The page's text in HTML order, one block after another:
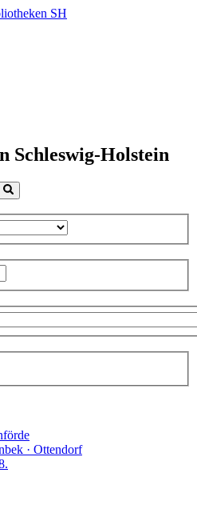
SH
Schleswig-Holstein
· Ottendorf